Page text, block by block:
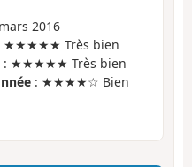
2016
★★★★★ Très bien
: ★★★★★ Très bien
: ★★★★☆ Bien